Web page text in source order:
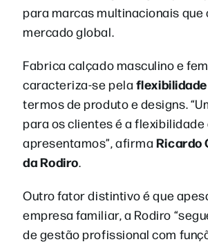
para marcas multinacionais que
mercado global.
Fabrica calçado masculino e
caracteriza-se pela
termos de produto e designs.
para os clientes é a flexibilidade
apresentamos”, afirma Ricardo
da Rodiro.
Outro fator distintivo é que
empresa familiar, a Rodiro
de gestão profissional com